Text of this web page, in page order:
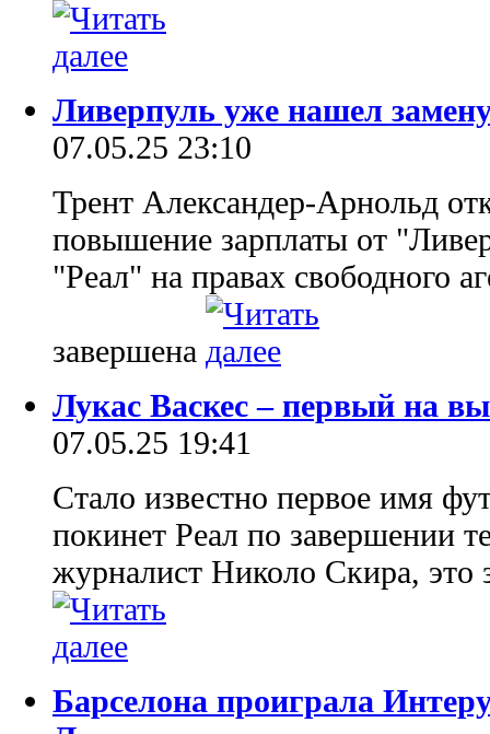
Ливерпуль уже нашел
07.05.25 23:10
Трент Александер-Арнольд
повышение зарплаты от
"Реал" на правах свободного
завершена
Лукас Васкес – первый на
07.05.25 19:41
Стало известно первое имя
покинет Реал по завершении
журналист Николо Скира, это
Барселона проиграла